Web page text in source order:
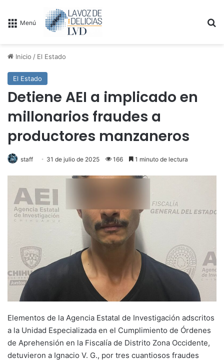
Menú
Inicio / El Estado
El Estado
Detiene AEI a implicado en
millonarios fraudes a
productores manzaneros
staff 31 de julio de 2025 166 1 minuto de lectura
Elementos de la Agencia Estatal de Investigación adscritos
a la Unidad Especializada en el Cumplimiento de Órdenes
de Aprehensión en la Fiscalía de Distrito Zona Occidente,
detuvieron a Ignacio V. G., por tres cuantiosos fraudes